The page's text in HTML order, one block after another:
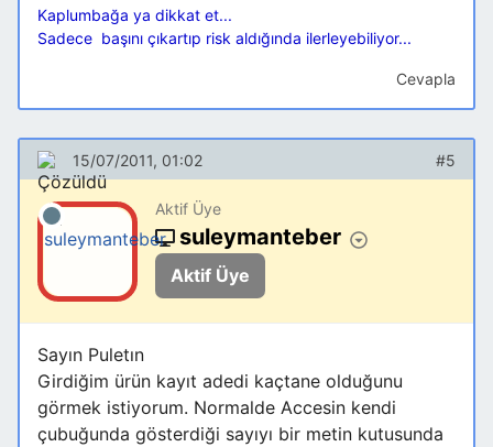
Kaplumbağa ya dikkat et...
Sadece başını çıkartıp risk aldığında ilerleyebiliyor...
Cevapla
15/07/2011, 01:02 #5
Aktif Üye
suleymanteber
Aktif Üye
Sayın Puletın
Girdiğim ürün kayıt adedi kaçtane olduğunu
görmek istiyorum. Normalde Accesin kendi
çubuğunda gösterdiği sayıyı bir metin kutusunda